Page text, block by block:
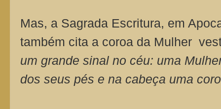
Mas, a Sagrada Escritura, em
também cita a coroa da Mulher
um grande sinal no céu: uma
dos seus pés e na cabeça uma